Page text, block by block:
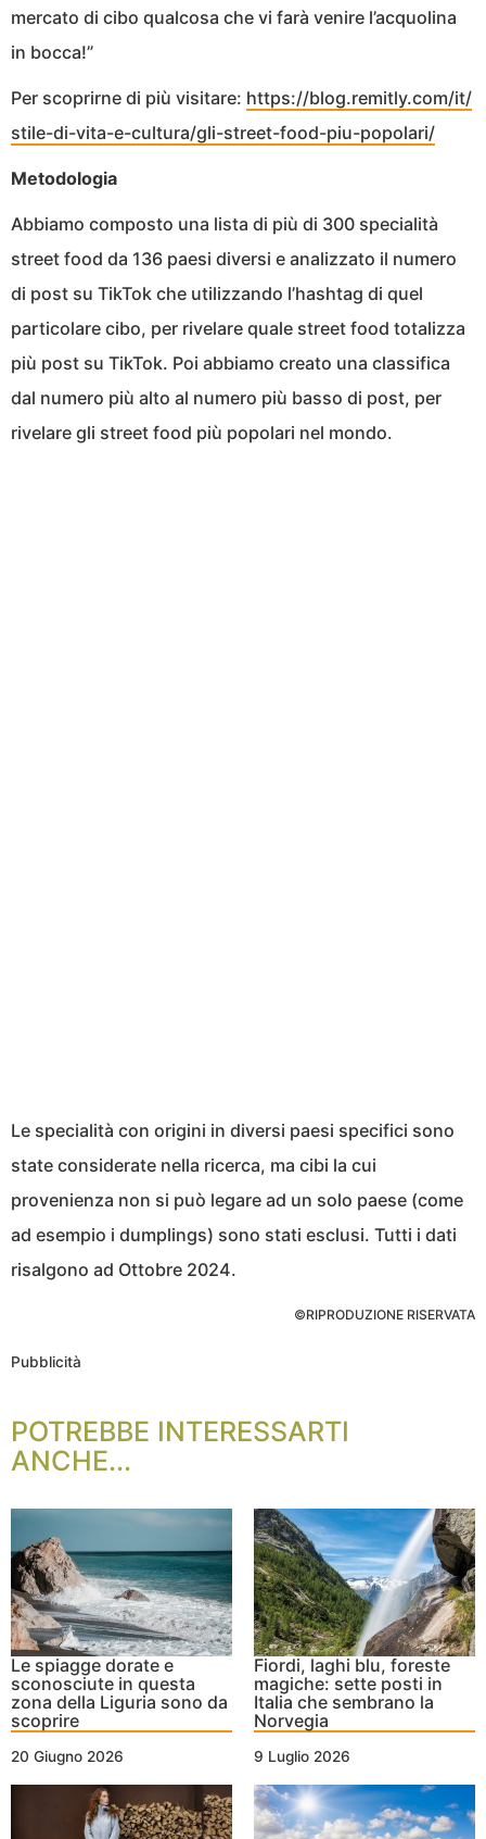
mercato di cibo qualcosa che vi farà venire l’acquolina
in bocca!”
Per scoprirne di più visitare: https://blog.remitly.com/it/
stile-di-vita-e-cultura/gli-street-food-piu-popolari/
Metodologia
Abbiamo composto una lista di più di 300 specialità
street food da 136 paesi diversi e analizzato il numero
di post su TikTok che utilizzando l’hashtag di quel
particolare cibo, per rivelare quale street food totalizza
più post su TikTok. Poi abbiamo creato una classifica
dal numero più alto al numero più basso di post, per
rivelare gli street food più popolari nel mondo.
Le specialità con origini in diversi paesi specifici sono
state considerate nella ricerca, ma cibi la cui
provenienza non si può legare ad un solo paese (come
ad esempio i dumplings) sono stati esclusi. Tutti i dati
risalgono ad Ottobre 2024.
©RIPRODUZIONE RISERVATA
Pubblicità
POTREBBE INTERESSARTI
ANCHE...
Le spiagge dorate e
sconosciute in questa
zona della Liguria sono da
scoprire
20 Giugno 2026
Fiordi, laghi blu, foreste
magiche: sette posti in
Italia che sembrano la
Norvegia
9 Luglio 2026